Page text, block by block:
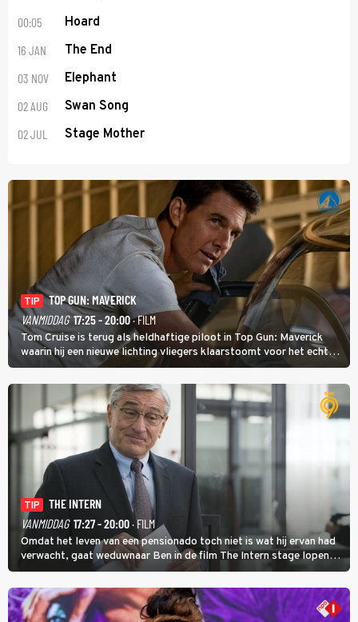
00:05 Hoard
16 JAN The End
03 NOV Elephant
02 AUG Swan Song
02 JUL Stage Mother
TIP
TOP GUN: MAVERICK
VANMIDDAG 17:25 - 20:00· FILM
Tom Cruise is terug als heldhaftige piloot in Top Gun: Maverick
waarin hij een nieuwe lichting vliegers klaarstoomt voor het echte
werk.
TIP
THE INTERN
VANMIDDAG 17:27 - 20:00· FILM
Omdat het leven van een pensionado toch niet is wat hij ervan had
verwacht, gaat weduwnaar Ben in de film The Intern stage lopen
bij de hippe webwinkel van Jules, wat een gouden zet blijkt te zijn.